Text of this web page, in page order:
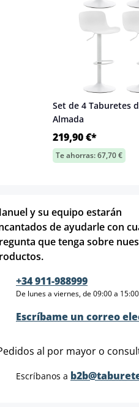
Set de 4 Taburetes
Almada
219,90 €*
Te ahorras: 67,70 €
y su equipo estarán
de ayudarle con
que tenga sobre
+34 911-988999
De lunes a viernes, de 09:00 a 15:00
Escríbame un correo
al por mayor o
Escríbanos a